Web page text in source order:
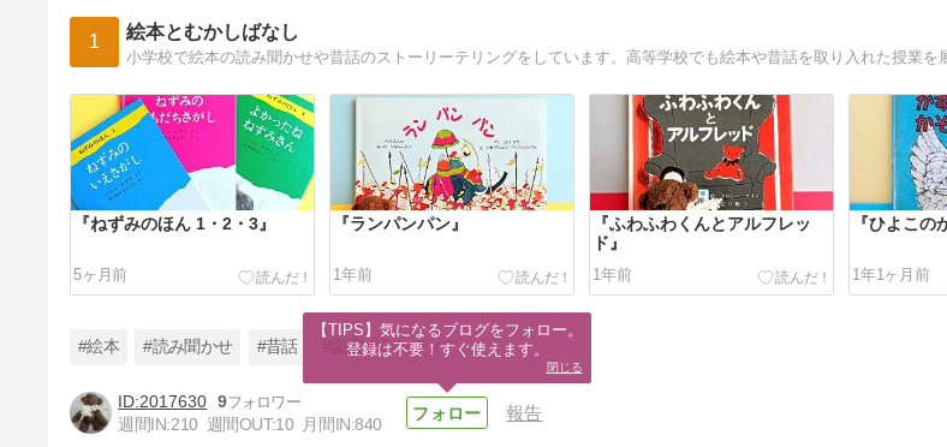
1 絵本とむかしばなし
小学校で絵本の読み聞かせや昔話のストーリーテリングをしています。高等学校でも絵本や昔話を取り入れた授業を
『ねずみのほん 1・2・3』
5ヶ月前
『ランパンパン』
1年前
『ふわふわくんとアルフレッ
ド』
1年前
『ひよこの
1年1ヶ月前
#絵本 #読み聞かせ #昔話 #図書ボランティア
2017630 9
週間IN:210 週間OUT:10 月間IN:840
報告
【TIPS】気になるブログをフォロー。
登録は不要！すぐ使えます。
閉じる